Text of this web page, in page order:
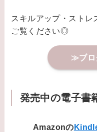
スキルアップ・スト
ご覧ください◎
≫ブロ
発売中の電子書
Amazonの